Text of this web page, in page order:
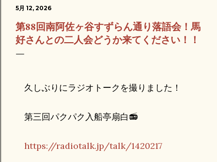
5月 12, 2026
第88回南阿佐ヶ谷すずらん通り落語会！馬
好さんとの二人会どうか来てください！！
久しぶりにラジオトークを撮りました！
第三回パクパク入船亭扇白📻️
https://radiotalk.jp/talk/1420217